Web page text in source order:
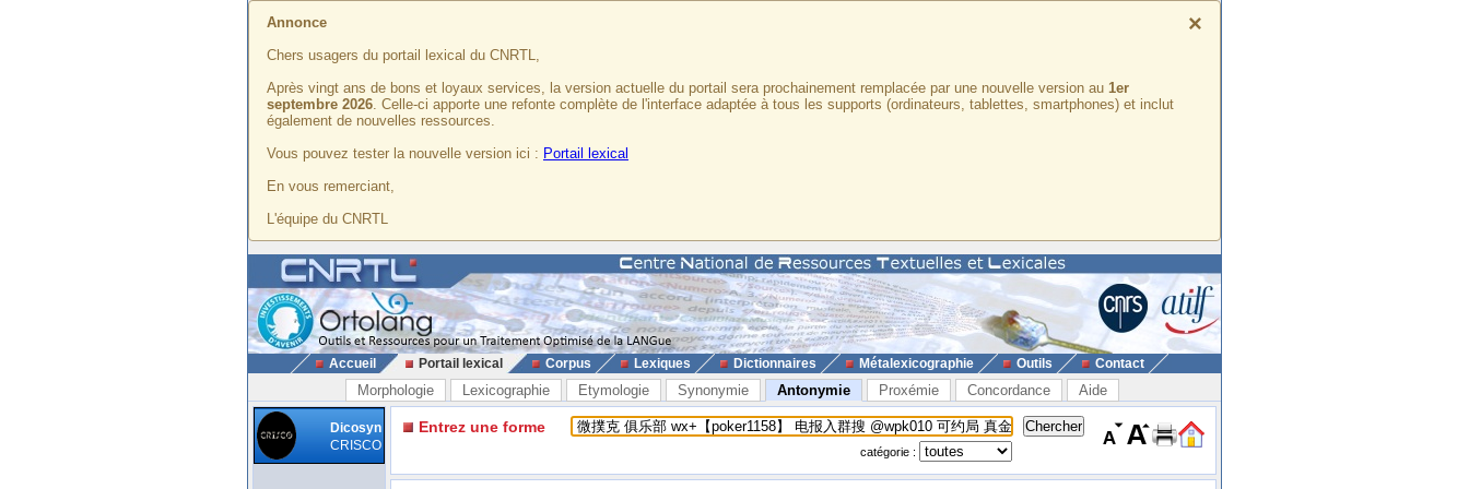
×
Annonce
Chers usagers du portail lexical du CNRTL,
Après vingt ans de bons et loyaux services, la version actuelle du portail sera prochainement remplacée par une nouvelle version au 1er
septembre 2026. Celle-ci apporte une refonte complète de l'interface adaptée à tous les supports (ordinateurs, tablettes, smartphones) et inclut
également de nouvelles ressources.
Vous pouvez tester la nouvelle version ici : Portail lexical
En vous remerciant,
L'équipe du CNRTL
Accueil Portail lexical Corpus Lexiques Dictionnaires Métalexicographie Outils Contact
Morphologie Lexicographie Etymologie Synonymie Antonymie Proxémie Concordance Aide
Dicosyn
CRISCO
Entrez une forme
catégorie :